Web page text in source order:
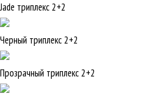
Jade триплекс 2+2
Черный триплекс 2+2
Прозрачный триплекс 2+2